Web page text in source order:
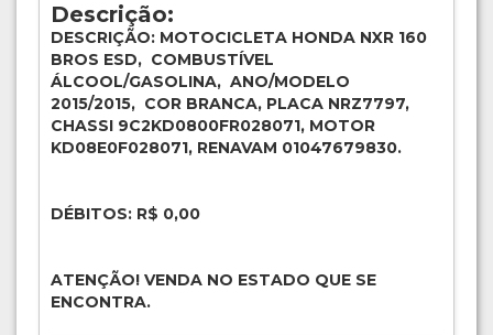
Descrição:
DESCRIÇÃO: MOTOCICLETA HONDA NXR 160
BROS ESD, COMBUSTÍVEL
ÁLCOOL/GASOLINA, ANO/MODELO
2015/2015, COR BRANCA, PLACA NRZ7797,
CHASSI 9C2KD0800FR028071, MOTOR
KD08E0F028071, RENAVAM 01047679830.
DÉBITOS: R$ 0,00
ATENÇÃO! VENDA NO ESTADO QUE SE
ENCONTRA.